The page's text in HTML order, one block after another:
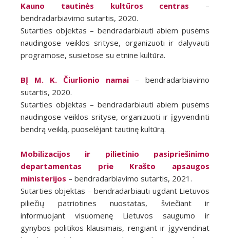
Kauno tautinės kultūros centras –
bendradarbiavimo sutartis, 2020.
Sutarties objektas – bendradarbiauti abiem pusėms
naudingose veiklos srityse, organizuoti ir dalyvauti
programose, susietose su etnine kultūra.
BĮ M. K. Čiurlionio namai – bendradarbiavimo
sutartis, 2020.
Sutarties objektas – bendradarbiauti abiem pusėms
naudingose veiklos srityse, organizuoti ir įgyvendinti
bendrą veiklą, puoselėjant tautinę kultūrą.
Mobilizacijos ir pilietinio pasipriešinimo
departamentas prie Krašto apsaugos
ministerijos – bendradarbiavimo sutartis, 2021.
Sutarties objektas – bendradarbiauti ugdant Lietuvos
piliečių patriotines nuostatas, šviečiant ir
informuojant visuomenę Lietuvos saugumo ir
gynybos politikos klausimais, rengiant ir įgyvendinat